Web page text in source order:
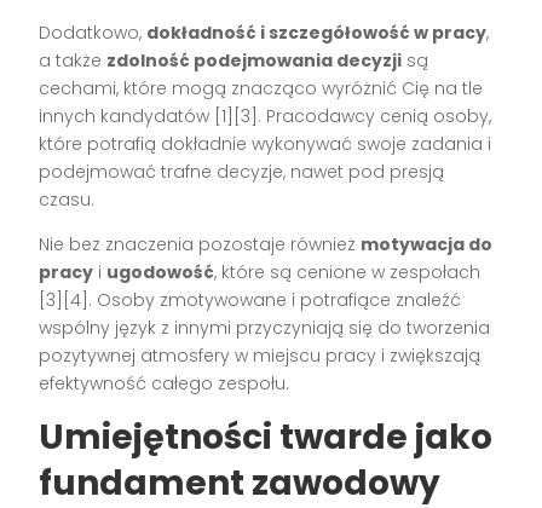
Dodatkowo, dokładność i szczegółowość w pracy,
a także zdolność podejmowania decyzji są
cechami, które mogą znacząco wyróżnić Cię na tle
innych kandydatów [1][3]. Pracodawcy cenią osoby,
które potrafią dokładnie wykonywać swoje zadania i
podejmować trafne decyzje, nawet pod presją
czasu.
Nie bez znaczenia pozostaje również motywacja do
pracy i ugodowość, które są cenione w zespołach
[3][4]. Osoby zmotywowane i potrafiące znaleźć
wspólny język z innymi przyczyniają się do tworzenia
pozytywnej atmosfery w miejscu pracy i zwiększają
efektywność całego zespołu.
Umiejętności twarde jako
fundament zawodowy